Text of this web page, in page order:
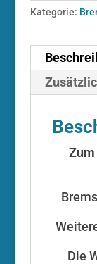
Kategorie:
Die